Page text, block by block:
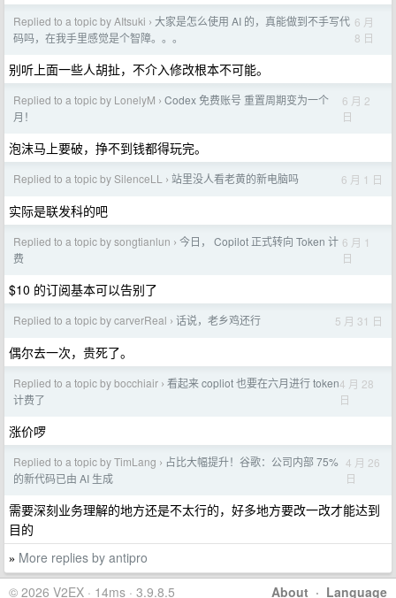
Replied to a topic by AItsuki › 大家是怎么使用 AI 的，真能做到不手写代
码吗，在我手里感觉是个智障。。。
6 月
8 日
别听上面一些人胡扯，不介入修改根本不可能。
Replied to a topic by LonelyM › Codex 免费账号 重置周期变为一个
月！
6 月 2
日
泡沫马上要破，挣不到钱都得玩完。
Replied to a topic by SilenceLL › 站里没人看老黄的新电脑吗 6 月 1 日
实际是联发科的吧
Replied to a topic by songtianlun › 今日， Copilot 正式转向 Token 计
费
6 月 1
日
$10 的订阅基本可以告别了
Replied to a topic by carverReal › 话说，老乡鸡还行 5 月 31 日
偶尔去一次，贵死了。
Replied to a topic by bocchiair › 看起来 copliot 也要在六月进行 token
计费了
4 月 28
日
涨价啰
Replied to a topic by TimLang › 占比大幅提升！谷歌：公司内部 75%
的新代码已由 AI 生成
4 月 26
日
需要深刻业务理解的地方还是不太行的，好多地方要改一改才能达到
目的
» More replies by antipro
About · Language
© 2026 V2EX · 14ms · 3.9.8.5